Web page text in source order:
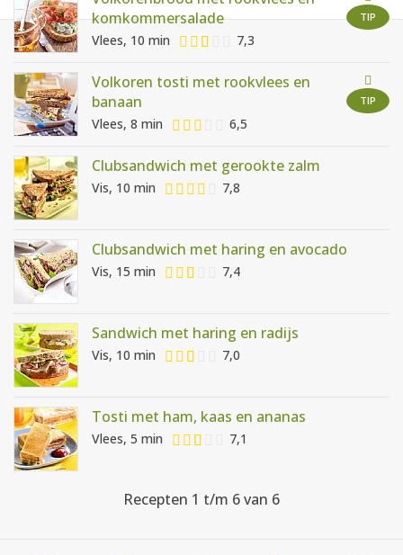
AANMELDEN
RECEPTEN
WEEKMENU'S
TIP
komkommersalade
Vlees, 10 min 7,3
TIP
Volkoren tosti met rookvlees en
banaan
Vlees, 8 min 6,5
Clubsandwich met gerookte zalm
Vis, 10 min 7,8
Clubsandwich met haring en avocado
Vis, 15 min 7,4
Sandwich met haring en radijs
Vis, 10 min 7,0
Tosti met ham, kaas en ananas
Vlees, 5 min 7,1
Recepten 1 t/m 6 van 6